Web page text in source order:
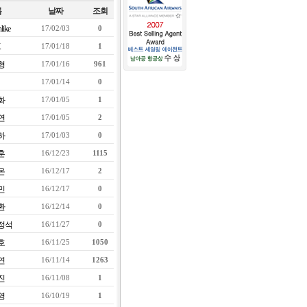
날짜
조회
17/02/03 0
17/01/18 1
17/01/16 961
17/01/14 0
17/01/05 1
17/01/05 2
17/01/03 0
16/12/23 1115
16/12/17 2
16/12/17 0
16/12/14 0
석 16/11/27 0
16/11/25 1050
16/11/14 1263
16/11/08 1
16/10/19 1